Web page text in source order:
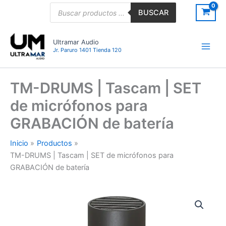
BUSCAR
Ultramar Audio
Jr. Paruro 1401 Tienda 120
TM-DRUMS | Tascam | SET
de micrófonos para
GRABACIÓN de batería
Inicio
Productos
TM-DRUMS | Tascam | SET de micrófonos para
GRABACIÓN de batería